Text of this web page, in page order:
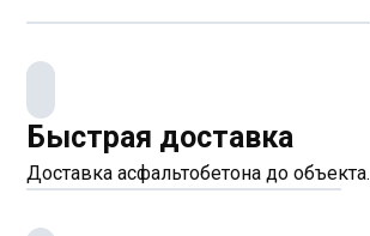
Быстрая доставка
Доставка асфальтобетона до объекта.